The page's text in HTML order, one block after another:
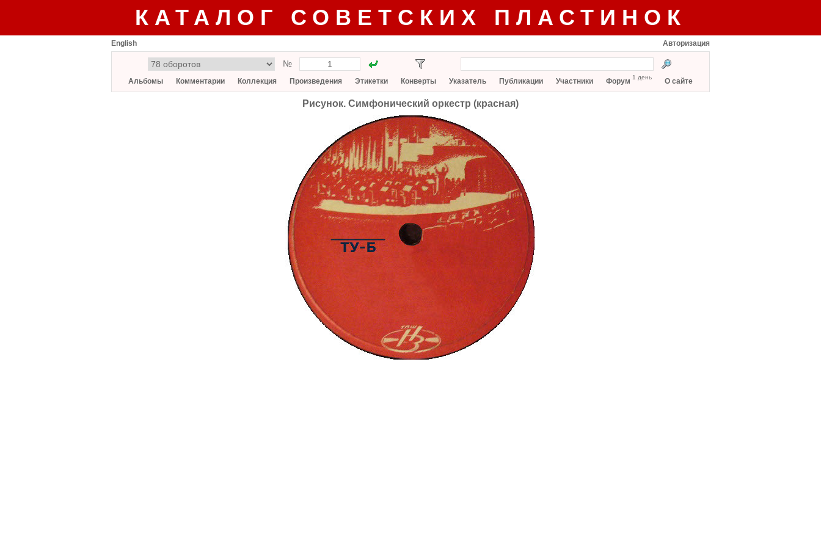
КАТАЛОГ СОВЕТСКИХ ПЛАСТИНОК
English Авторизация
№
Альбомы Комментарии Коллекция Произведения Этикетки Конверты Указатель Публикации Участники Форум 1 день О сайте
Рисунок. Симфонический оркестр (красная)